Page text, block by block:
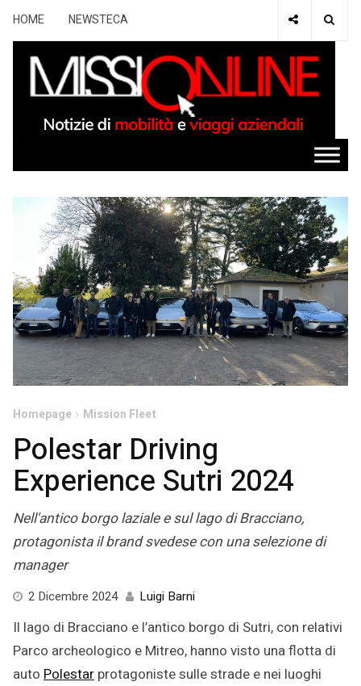
HOME NEWSTECA
Homepage Mission Fleet
Polestar Driving
Experience Sutri 2024
Nell'antico borgo laziale e sul lago di Bracciano,
protagonista il brand svedese con una selezione di
manager
2 Dicembre 20242
2024
Luigi Barni
Il lago di Bracciano e l’antico borgo di Sutri, con relativi
Parco archeologico e Mitreo, hanno visto una flotta di
auto Polestar protagoniste sulle strade e nei luoghi